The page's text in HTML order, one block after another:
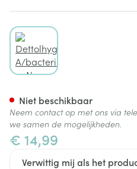
View larger image
€ 14,99
Verwittig mij als het
Niet beschikbaar
Neem contact op met ons via
we samen de mogelijkheden.